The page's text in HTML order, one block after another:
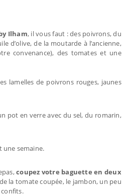
Ilham, il vous faut : des poivrons, du
d’olive, de la moutarde à l’ancienne,
convenance), des tomates et une
lamelles de poivrons rouges, jaunes
pot en verre avec du sel, du romarin,
une semaine.
coupez votre baguette en deux
la tomate coupée, le jambon, un peu